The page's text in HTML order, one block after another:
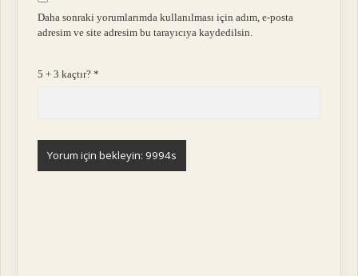
Daha sonraki yorumlarımda kullanılması için adım, e-posta
adresim ve site adresim bu tarayıcıya kaydedilsin.
5 + 3 kaçtır?*